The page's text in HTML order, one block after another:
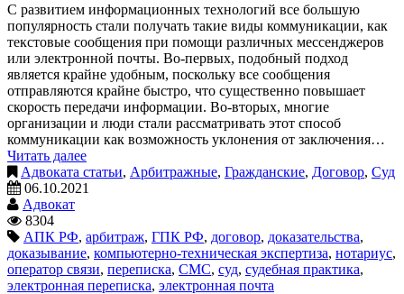
С развитием информационных технологий все большую
популярность стали получать такие виды коммуникации, как
текстовые сообщения при помощи различных мессенджеров
или электронной почты. Во-первых, подобный подход
является крайне удобным, поскольку все сообщения
отправляются крайне быстро, что существенно повышает
скорость передачи информации. Во-вторых, многие
организации и люди стали рассматривать этот способ
коммуникации как возможность уклонения от заключения…
Читать далее
Адвоката статьи, Арбитражные, Гражданские, Договор, Суд
06.10.2021
Адвокат
8304
АПК РФ, арбитраж, ГПК РФ, договор, доказательства,
доказывание, компьютерно-техническая экспертиза, нотариус,
оператор связи, переписка, СМС, суд, судебная практика,
электронная переписка, электронная почта